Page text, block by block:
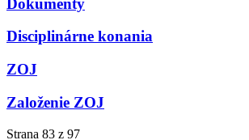
Disciplinárne konania
ZOJ
Založenie ZOJ
Strana 83 z 97